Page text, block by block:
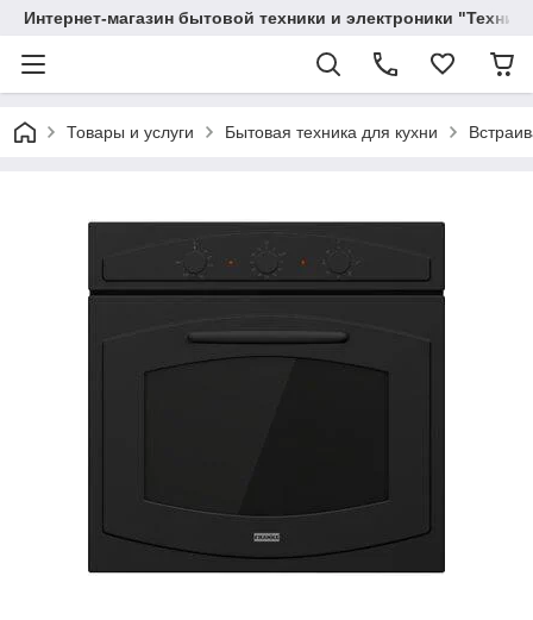
Интернет-магазин бытовой техники и электроники
Товары и услуги Бытовая техника для кухни